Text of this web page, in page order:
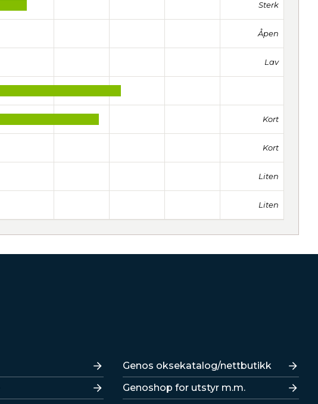
Sterk
Åpen
Lav
Kort
Kort
Liten
Liten
Lenker
Genos oksekatalog/nettbutikk
Genoshop for utstyr m.m.